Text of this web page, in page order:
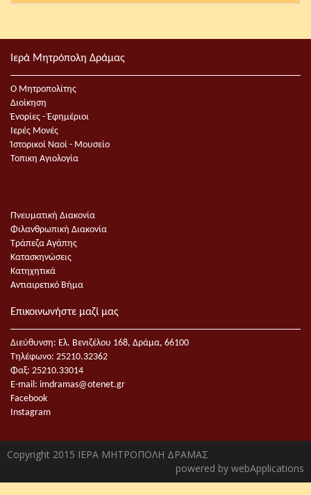
Ιερά Μητρόπολη Δράμας
Ο Μητροπολίτης
Διοίκηση
Ἐνορίες - Ἐφημέριοι
Ιερές Μονές
Ἱστορικοί Ναοί - Μουσείο
Τοπικη Αγιολογία
Πνευματική Διακονία
Φιλανθρωπική Διακονία
Τράπεζα Αγάπης
Κατασκηνώσεις
Κατηχητικά
Αντιαιρετικό Βήμα
Επικοινωνήστε μαζί μας
Διεύθυνση: Ελ. Βενιζέλου 168, Δράμα, 66100
Τηλέφωνο: 25210.32362
Φαξ: 25210.33014
E-mail: imdramas@otenet.gr
Facebook
Instagram
Copyright 2015 ΙΕΡΑ ΜΗΤΡΟΠΟΛΗ ΔΡΑΜΑΣ
powered by webApplications